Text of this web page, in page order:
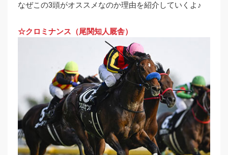
なぜこの3頭がオススメなのか理由を紹介していくよ♪
☆クロミナンス（尾関知人厩舎）